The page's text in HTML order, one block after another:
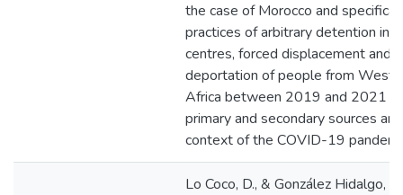
the case of Morocco and
practices of arbitrary detention in
centres, forced displacement and
deportation of people from West
Africa between 2019 and 2021
primary and secondary sources
context of the COVID-19
Lo Coco, D., & González Hidalgo,